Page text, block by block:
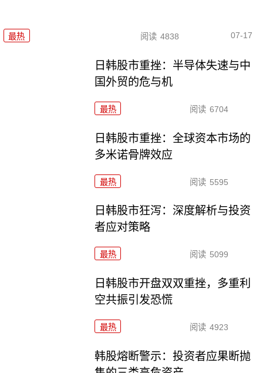
最热 阅读 4838 07-17
日韩股市重挫：半导体失速与中
国外贸的危与机
最热 阅读 6704
日韩股市重挫：全球资本市场的
多米诺骨牌效应
最热 阅读 5595
日韩股市狂泻：深度解析与投资
者应对策略
最热 阅读 5099
日韩股市开盘双双重挫，多重利
空共振引发恐慌
最热 阅读 4923
韩股熔断警示：投资者应果断抛